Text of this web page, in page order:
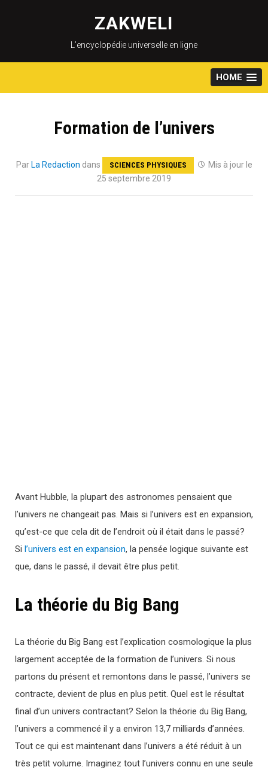
content
ZAKWELI
L’encyclopédie universelle en ligne
HOME
Formation de l’univers
Par La Redaction dans SCIENCES PHYSIQUES
Mis à jour le
25 septembre 2019
Avant Hubble, la plupart des astronomes pensaient que
l’univers ne changeait pas. Mais si l’univers est en expansion,
qu’est-ce que cela dit de l’endroit où il était dans le passé?
Si l’univers est en expansion, la pensée logique suivante est
que, dans le passé, il devait être plus petit.
La théorie du Big Bang
La théorie du Big Bang est l’explication cosmologique la plus
largement acceptée de la formation de l’univers. Si nous
partons du présent et remontons dans le passé, l’univers se
contracte, devient de plus en plus petit. Quel est le résultat
final d’un univers contractant? Selon la théorie du Big Bang,
l’univers a commencé il y a environ 13,7 milliards d’années.
Tout ce qui est maintenant dans l’univers a été réduit à un
très petit volume. Imaginez tout l’univers connu en une seule